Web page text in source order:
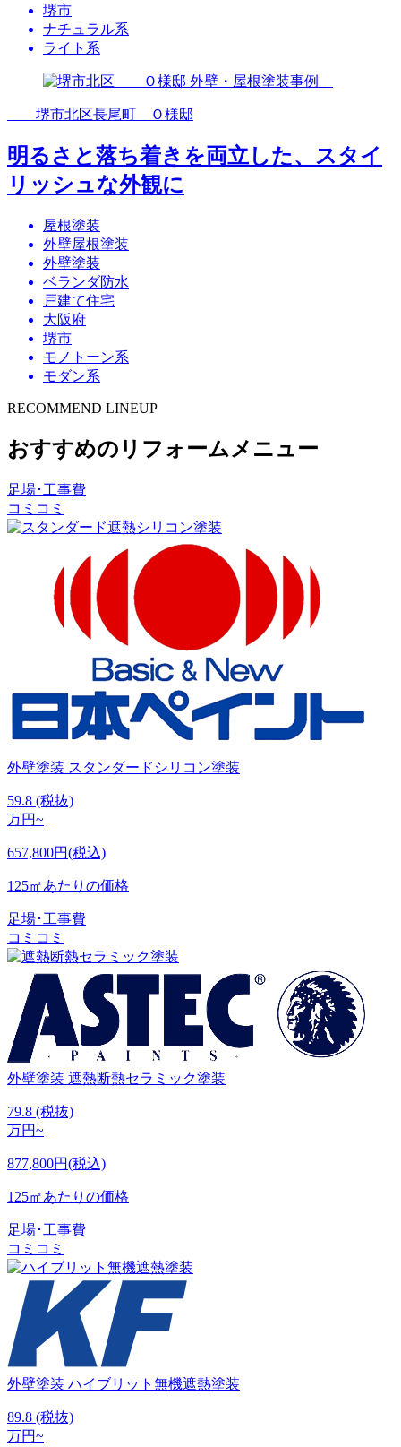
堺市
ナチュラル系
ライト系
堺市北区長尾町 Ｏ様邸
明るさと落ち着きを両立した、スタイ
リッシュな外観に
屋根塗装
外壁屋根塗装
外壁塗装
ベランダ防水
戸建て住宅
大阪府
堺市
モノトーン系
モダン系
RECOMMEND LINEUP
おすすめのリフォームメニュー
足場･工事費
コミコミ
外壁塗装 スタンダードシリコン塗装
59.8 (税抜)
万円~
657,800円(税込)
125㎡あたりの価格
足場･工事費
コミコミ
外壁塗装 遮熱断熱セラミック塗装
79.8 (税抜)
万円~
877,800円(税込)
125㎡あたりの価格
足場･工事費
コミコミ
外壁塗装 ハイブリット無機遮熱塗装
89.8 (税抜)
万円~